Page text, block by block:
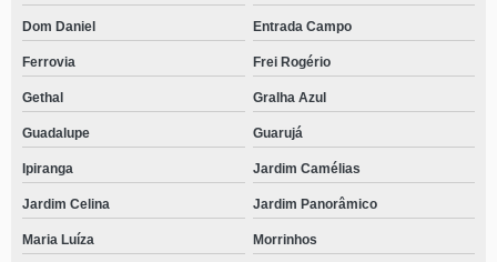
Dom Daniel Entrada Campo
Ferrovia Frei Rogério
Gethal Gralha Azul
Guadalupe Guarujá
Ipiranga Jardim Camélias
Jardim Celina Jardim Panorâmico
Maria Luíza Morrinhos